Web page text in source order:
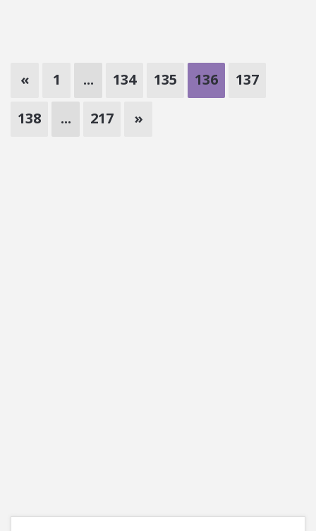
« 1 ... 134 135 136 137
138 ... 217 »